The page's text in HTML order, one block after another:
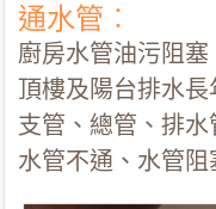
通水管︰
廚房水管油污阻塞
頂樓及陽台排水長
支管、總管、排
水管不通、水管